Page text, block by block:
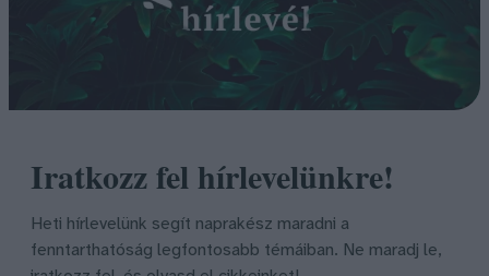
Iratkozz fel hírlevelünkre!
Heti hírlevelünk segít naprakész maradni a
fenntarthatóság legfontosabb témáiban. Ne maradj le,